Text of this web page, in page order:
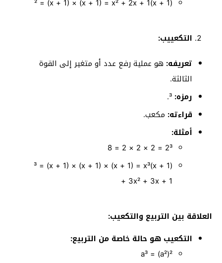
(x + 1)² = (x + 1) × (x + 1) = x² + 2x + 1
التكعييب:
تعريفه: هو عملية رفع عدد أو متغير إلى القوة
الثالثة.
رمزه:
قراءته: مكعب.
أمثلة:
2³ = 2 × 2 × 2 = 8
(x + 1)³ = (x + 1) × (x + 1) × (x + 1) = x³
+ 3x² + 3x + 1
العلاقة بين التربيع والتكعيب:
التكعيب هو حالة خاصة من التربيع:
a³ = (a²)²